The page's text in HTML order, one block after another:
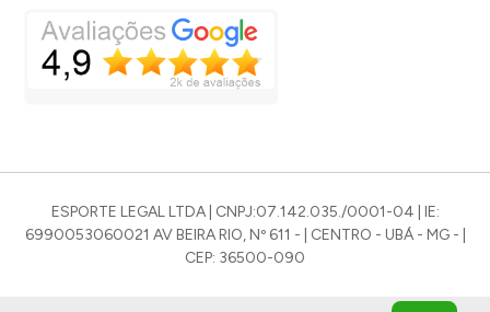
ESPORTE LEGAL LTDA | CNPJ:07.142.035./0001-04 | IE:
6990053060021 AV BEIRA RIO, Nº 611 - | CENTRO - UBÁ - MG - |
CEP: 36500-090